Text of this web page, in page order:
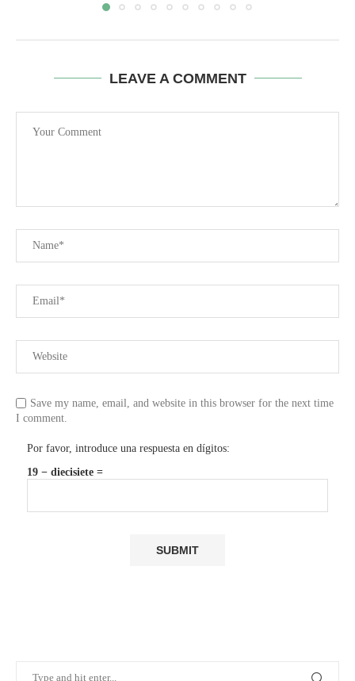
LEAVE A COMMENT
Save my name, email, and website in this browser for the next time
I comment.
Por favor, introduce una respuesta en dígitos:
19 − diecisiete =